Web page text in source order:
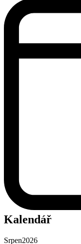
Kalendář
Srpen2026